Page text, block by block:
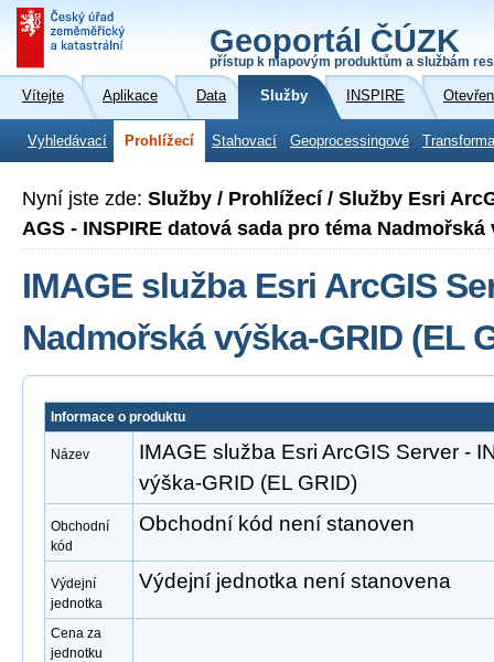
Geoportál ČÚZK
přístup k mapovým produktům a službám
Vítejte Aplikace Data Služby INSPIRE
Vyhledávací Prohlížecí Stahovací Geoprocessingové
Nyní jste zde: Služby / Prohlížecí / Služby Esri
AGS - INSPIRE datová sada pro téma Nadmořská
IMAGE služba Esri ArcGIS
Nadmořská výška-GRID (EL
Informace o produktu
Název
IMAGE služba Esri ArcGIS Server -
výška-GRID (EL GRID)
Obchodní
kód
Obchodní kód není stanoven
Výdejní
jednotka
Výdejní jednotka není stanovena
Cena za
jednotku